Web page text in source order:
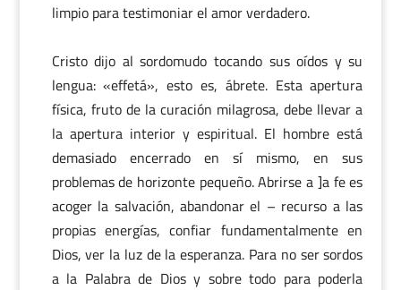
limpio para testimoniar el amor verdadero.
Cristo dijo al sordomudo tocando sus oídos y su
lengua: «effetá», esto es, ábrete. Esta apertura
física, fruto de la curación milagrosa, debe llevar a
la apertura interior y espiritual. El hombre está
demasiado encerrado en sí mismo, en sus
problemas de horizonte pequeño. Abrirse a ]a fe es
acoger la salvación, abandonar el – recurso a las
propias energías, confiar fundamentalmente en
Dios, ver la luz de la esperanza. Para no ser sordos
a la Palabra de Dios y sobre todo para poderla